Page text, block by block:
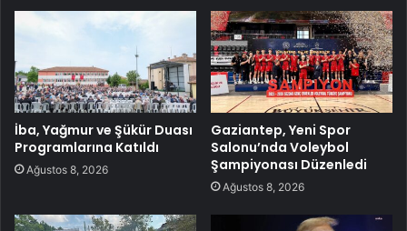
İba, Yağmur ve Şükür Duası
Programlarına Katıldı
Ağustos 8, 2026
Gaziantep, Yeni Spor
Salonu’nda Voleybol
Şampiyonası Düzenledi
Ağustos 8, 2026